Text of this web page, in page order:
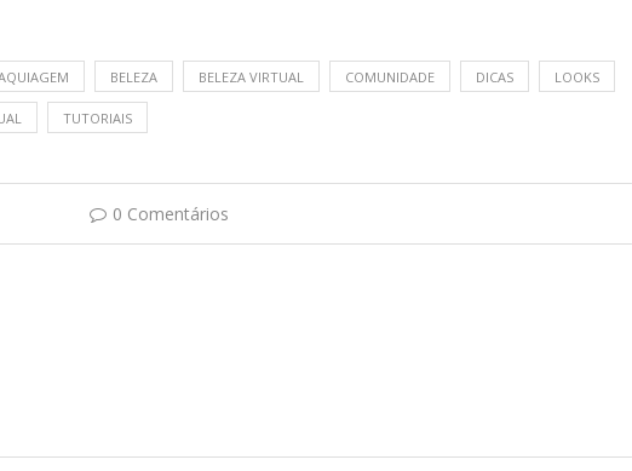
BELEZA BELEZA VIRTUAL COMUNIDADE DICAS LOOKS
TUTORIAIS
0 Comentários